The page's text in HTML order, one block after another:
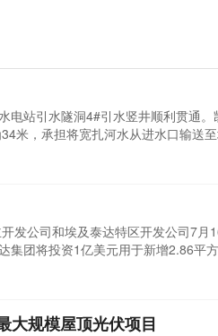
电站引水隧洞4#引水竖井顺利贯通
米，承担将宽扎河水从进水口输送
程中开挖难度最大、安全风险最高
挑战，项目部通过设立奖励激励机
发公司和埃及泰达特区开发公司7月
集团将投资1亿美元用于新增2.86平
有7.34平方公里土地即将建设完成之
经济区的工业发展至关重要。马德布
大规模屋顶光伏项目